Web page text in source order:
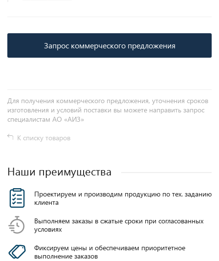
Запрос коммерческого предложения
Для получения коммерческого предложения, уточнения сроков
изготовления и условий поставки вы можете направить запрос
специалистам АО «АИЗ»
К списку товаров
Наши преимущества
Проектируем и производим продукцию по тех. заданию
клиента
Выполняем заказы в сжатые сроки при согласованных
условиях
Фиксируем цены и обеспечиваем приоритетное
выполнение заказов